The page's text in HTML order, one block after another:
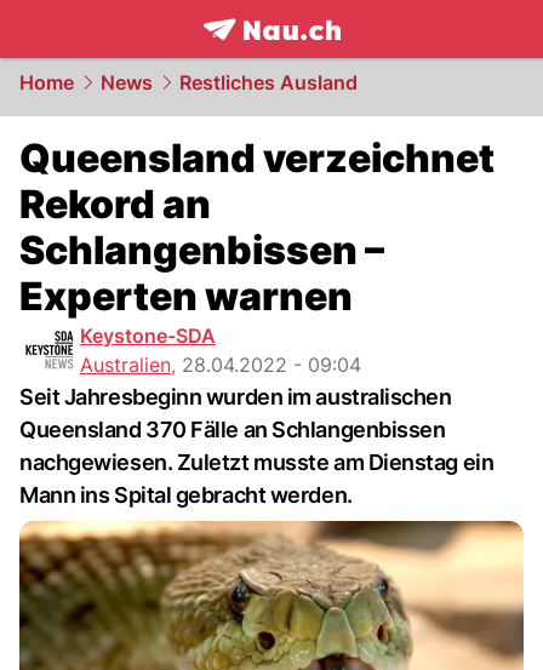
frontpage.NAU.ch
Home News Restliches Ausland
Queensland verzeichnet
Rekord an
Schlangenbissen –
Experten warnen
Keystone-SDA
Australien, 28.04.2022 - 09:04
Seit Jahresbeginn wurden im australischen
Queensland 370 Fälle an Schlangenbissen
nachgewiesen. Zuletzt musste am Dienstag ein
Mann ins Spital gebracht werden.